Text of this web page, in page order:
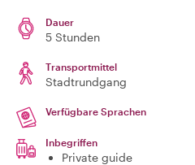
Dauer
5 Stunden
Transportmittel
Stadtrundgang
Verfügbare Sprachen
Inbegriffen
Private guide